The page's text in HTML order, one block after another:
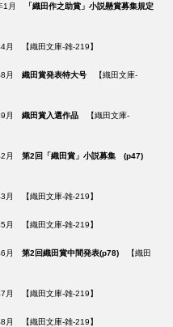
1月
「織田作之助賞」小説懸賞募集規定
【織田文庫-雑-219】
8月 織田賞発表特大号【織田文庫-
9月 織田賞入選作品【織田文庫-
2月 第2回「織田賞」小説募集 (p47)
【織田文庫-雑-219】
【織田文庫-雑-219】
6月 第2回織田賞中間発表(p78)【織田
【織田文庫-雑-219】
【織田文庫-雑-219】